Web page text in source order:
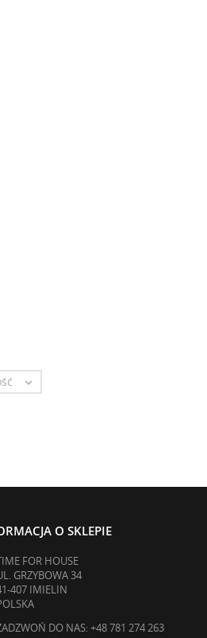

O SKLEPIE
FOR HOUSE
GRZYBOWA 34
407 IMIELIN
DO NAS: +48 781 274 263